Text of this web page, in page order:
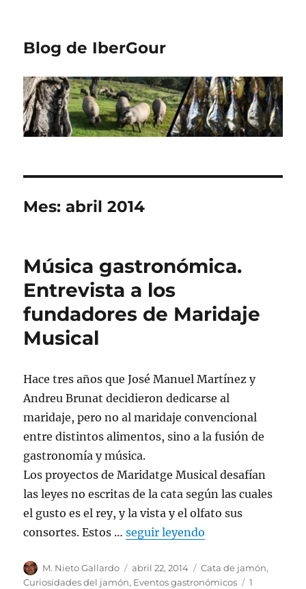
Blog de IberGour
Mes:abril 2014
Música gastronómica.
Entrevista a los
fundadores de Maridaje
Musical
Hace tres años que José Manuel Martínez y
Andreu Brunat decidieron dedicarse al
maridaje, pero no al maridaje convencional
entre distintos alimentos, sino a la fusión de
gastronomía y música.
Los proyectos de Maridatge Musical desafían
las leyes no escritas de la cata según las cuales
el gusto es el rey, y la vista y el olfato sus
consortes. Estos …seguir leyendo
Autor
M. Nieto Gallardo
Publicado
el
abril 22, 2014 Categorías
Cata de jamón,
Curiosidades del jamón, Eventos gastronómicos
1